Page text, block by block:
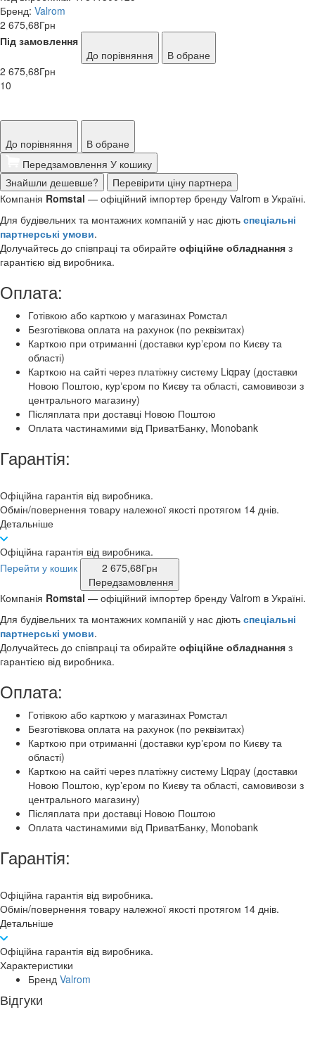
Бренд: Valrom
2 675,68Грн
Під замовлення
До порівняння
В обране
2 675,68Грн
10
До порівняння
В обране
Передзамовлення У кошику
Знайшли дешевше?
Перевірити ціну партнера
Компанія Romstal — офіційний імпортер бренду Valrom в Україні.
Для будівельних та монтажних компаній у нас діють спеціальні
партнерські умови.
Долучайтесь до співпраці та обирайте офіційне обладнання з
гарантією від виробника.
Оплата:
Готівкою або карткою у магазинах Ромстал
Безготівкова оплата на рахунок (по реквізитах)
Карткою при отриманні (доставки курʼєром по Києву та
області)
Карткою на сайті через платіжну систему Liqpay (доставки
Новою Поштою, курʼєром по Києву та області, самовивози з
центрального магазину)
Післяплата при доставці Новою Поштою
Оплата частинамими від ПриватБанку, Monobank
Гарантія:
Офіційна гарантія від виробника.
Обмін/повернення товару належної якості протягом 14 днів.
Детальніше
Офіційна гарантія від виробника.
Перейти у кошик
2 675,68Грн
Передзамовлення
Компанія Romstal — офіційний імпортер бренду Valrom в Україні.
Для будівельних та монтажних компаній у нас діють спеціальні
партнерські умови.
Долучайтесь до співпраці та обирайте офіційне обладнання з
гарантією від виробника.
Оплата:
Готівкою або карткою у магазинах Ромстал
Безготівкова оплата на рахунок (по реквізитах)
Карткою при отриманні (доставки курʼєром по Києву та
області)
Карткою на сайті через платіжну систему Liqpay (доставки
Новою Поштою, курʼєром по Києву та області, самовивози з
центрального магазину)
Післяплата при доставці Новою Поштою
Оплата частинамими від ПриватБанку, Monobank
Гарантія:
Офіційна гарантія від виробника.
Обмін/повернення товару належної якості протягом 14 днів.
Детальніше
Офіційна гарантія від виробника.
Характеристики
Бренд Valrom
Відгуки